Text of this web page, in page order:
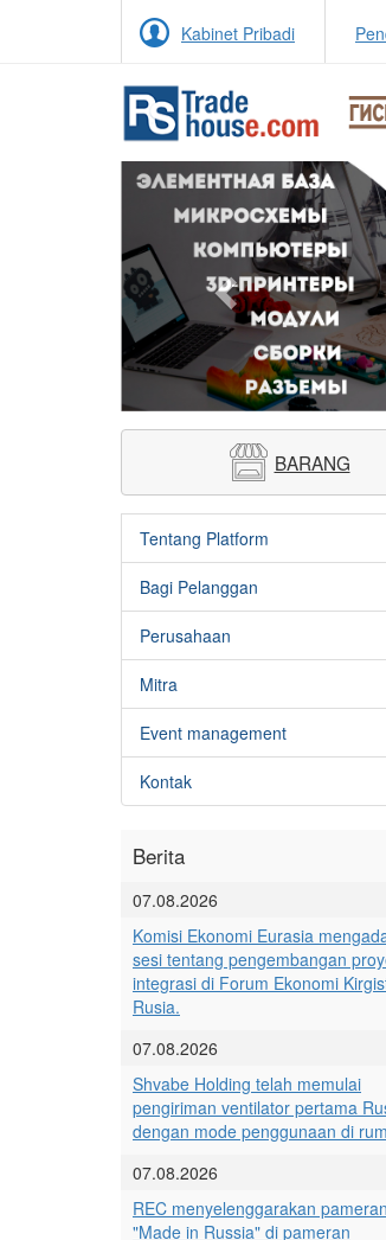
Kabinet Pribadi
Previous
BARANG
Tentang Platform
Bagi Pelanggan
Perusahaan
Mitra
Event management
Kontak
Berita
07.08.2026
Komisi Ekonomi Eurasia
sesi tentang pengembangan
integrasi di Forum Ekonomi
Rusia.
07.08.2026
Shvabe Holding telah memulai
pengiriman ventilator pertama
dengan mode penggunaan di
07.08.2026
REC menyelenggarakan pameran
"Made in Russia" di pameran